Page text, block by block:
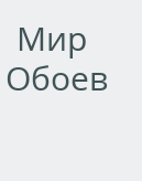
Мир
Обоев